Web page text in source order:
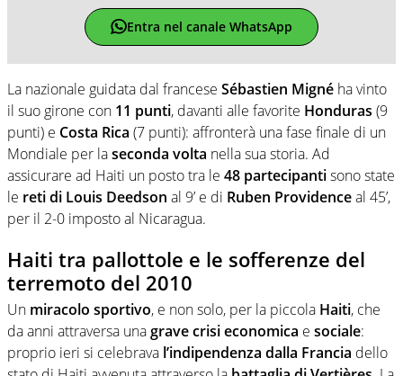
Entra nel canale WhatsApp
La nazionale guidata dal francese Sébastien Migné ha vinto
il suo girone con 11 punti, davanti alle favorite Honduras (9
punti) e Costa Rica (7 punti): affronterà una fase finale di un
Mondiale per laseconda volta nella sua storia. Ad
assicurare ad Haiti un posto tra le 48 partecipantisono state
le reti di Louis Deedson al 9’ e di Ruben Providenceal 45’,
per il 2-0 imposto al Nicaragua.
Haiti tra pallottole e le sofferenze del
terremoto del 2010
Un miracolo sportivo, e non solo, per la piccola Haiti, che
da anni attraversa unagrave crisi economica e sociale:
proprio ieri si celebrava l’indipendenza dalla Francia dello